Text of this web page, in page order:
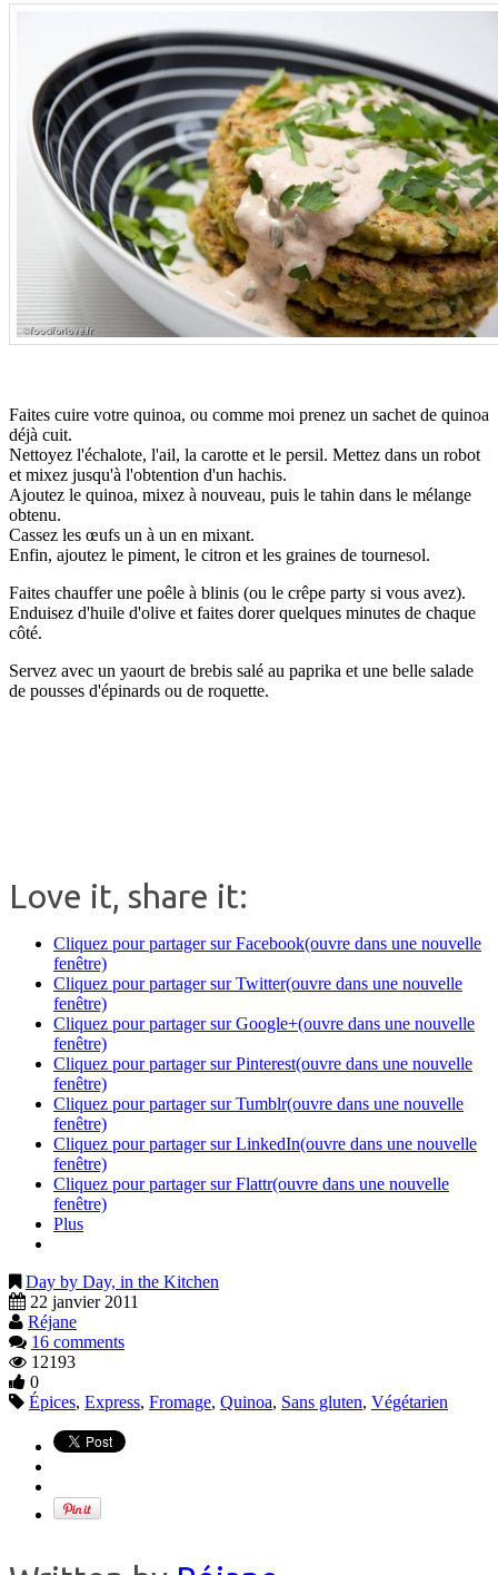
Faites cuire votre quinoa, ou comme moi prenez un sachet de quinoa
déjà cuit.
Nettoyez l'échalote, l'ail, la carotte et le persil. Mettez dans un robot
et mixez jusqu'à l'obtention d'un hachis.
Ajoutez le quinoa, mixez à nouveau, puis le tahin dans le mélange
obtenu.
Cassez les œufs un à un en mixant.
Enfin, ajoutez le piment, le citron et les graines de tournesol.
Faites chauffer une poêle à blinis (ou le crêpe party si vous avez).
Enduisez d'huile d'olive et faites dorer quelques minutes de chaque
côté.
Servez avec un yaourt de brebis salé au paprika et une belle salade
de pousses d'épinards ou de roquette.
Love it, share it:
Cliquez pour partager sur Facebook(ouvre dans une nouvelle
fenêtre)
Cliquez pour partager sur Twitter(ouvre dans une nouvelle
fenêtre)
Cliquez pour partager sur Google+(ouvre dans une nouvelle
fenêtre)
Cliquez pour partager sur Pinterest(ouvre dans une nouvelle
fenêtre)
Cliquez pour partager sur Tumblr(ouvre dans une nouvelle
fenêtre)
Cliquez pour partager sur LinkedIn(ouvre dans une nouvelle
fenêtre)
Cliquez pour partager sur Flattr(ouvre dans une nouvelle
fenêtre)
Plus
Day by Day, in the Kitchen
22 janvier 2011
Réjane
16 comments
12193
0
Épices, Express, Fromage, Quinoa, Sans gluten, Végétarien